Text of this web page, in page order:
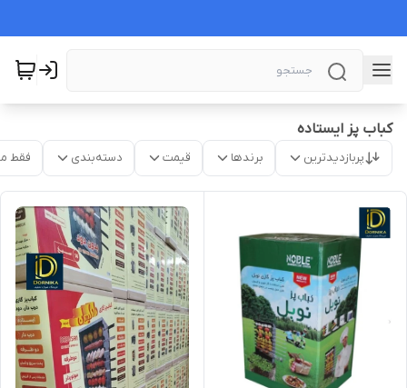
کباب پز ایستاده
پربازدیدترین برندها قیمت دسته‌بندی فقط